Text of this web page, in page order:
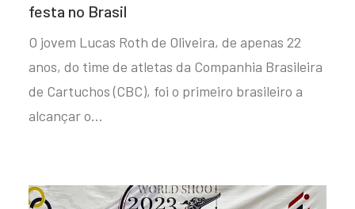
festa no Brasil
O jovem Lucas Roth de Oliveira, de apenas 22
anos, do time de atletas da Companhia Brasileira
de Cartuchos (CBC), foi o primeiro brasileiro a
alcançar o…